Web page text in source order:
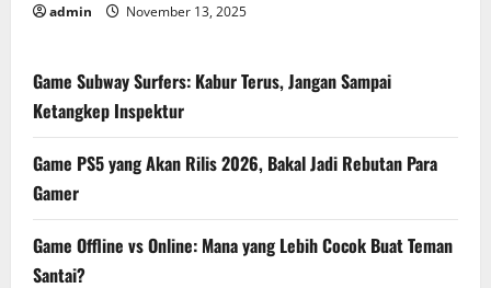
admin November 13, 2025
Game Subway Surfers: Kabur Terus, Jangan Sampai
Ketangkep Inspektur
Game PS5 yang Akan Rilis 2026, Bakal Jadi Rebutan Para
Gamer
Game Offline vs Online: Mana yang Lebih Cocok Buat Teman
Santai?